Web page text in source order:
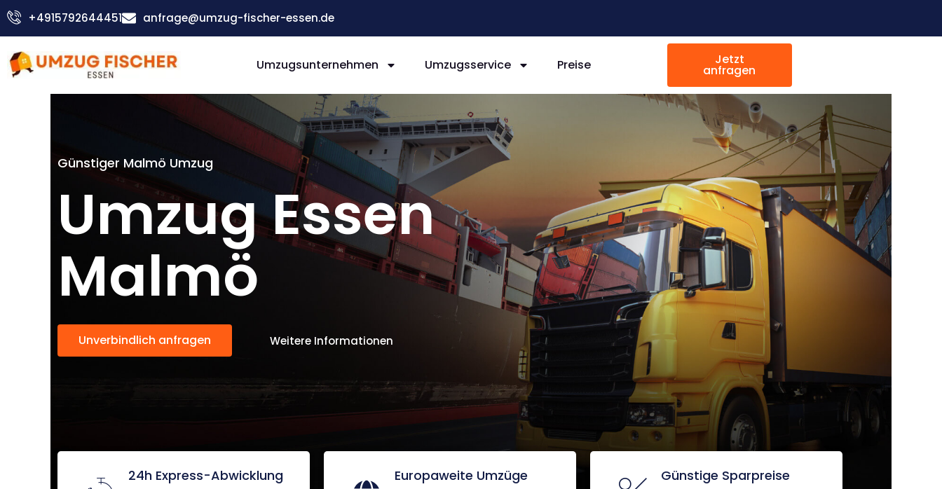
Zum
Inhalt
+4915792644451 anfrage@umzug-fischer-essen.de
Umzugsunternehmen Umzugsservice Preise Jetzt
anfragen
Günstiger Malmö Umzug
Umzug Essen
Malmö
Unverbindlich anfragen Weitere Informationen
24h Express-Abwicklung Europaweite Umzüge Günstige Sparpreise